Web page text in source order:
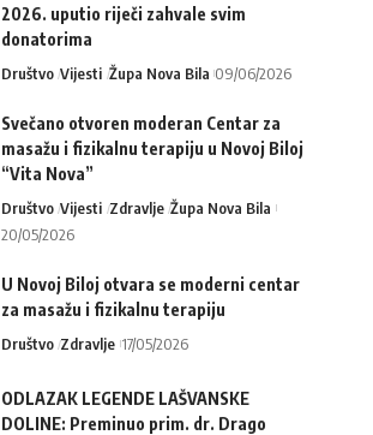
2026. uputio riječi zahvale svim
donatorima
Društvo Vijesti Župa Nova Bila 09/06/2026
Svečano otvoren moderan Centar za
masažu i fizikalnu terapiju u Novoj Biloj
“Vita Nova”
Društvo Vijesti Zdravlje Župa Nova Bila
20/05/2026
U Novoj Biloj otvara se moderni centar
za masažu i fizikalnu terapiju
Društvo Zdravlje 17/05/2026
ODLAZAK LEGENDE LAŠVANSKE
DOLINE: Preminuo prim. dr. Drago